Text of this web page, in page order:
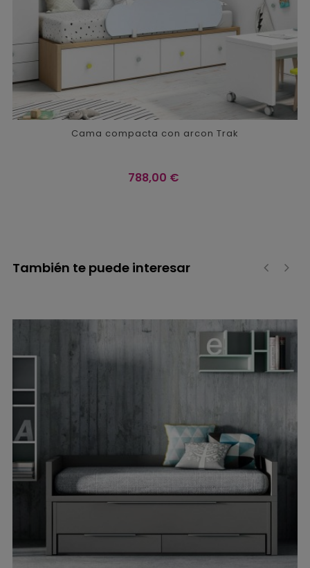
Cama compacta con arcon Trak
Precio
788,00 €
También te puede interesar